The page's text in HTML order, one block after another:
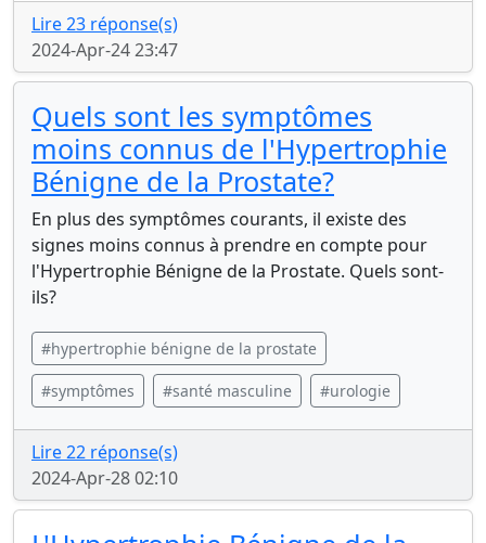
Lire 23 réponse(s)
2024-Apr-24 23:47
Quels sont les symptômes
moins connus de l'Hypertrophie
Bénigne de la Prostate?
En plus des symptômes courants, il existe des
signes moins connus à prendre en compte pour
l'Hypertrophie Bénigne de la Prostate. Quels sont-
ils?
#hypertrophie bénigne de la prostate
#symptômes #santé masculine #urologie
Lire 22 réponse(s)
2024-Apr-28 02:10